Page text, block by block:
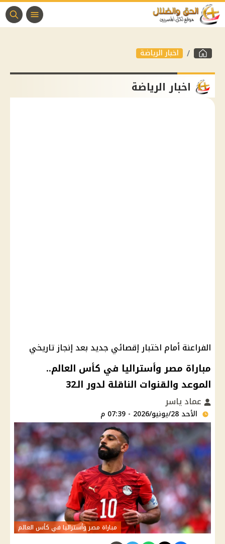
اخبار الرياضة
اخبار الرياضة
الفراعنة أمام اختبار إقصائي جديد بعد إنجاز تاريخي
مباراة مصر وأستراليا في كأس العالم..
الموعد والقنوات الناقلة لدور الـ32
عماد ياسر
الأحد 28/يونيو/2026 - 07:39 م
مباراة مصر وأستراليا في كأس العالم